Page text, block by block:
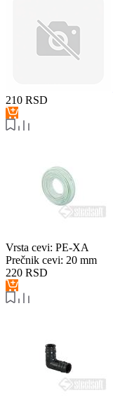
210 RSD
Vrsta cevi: PE-XA
Prečnik cevi: 20 mm
220 RSD